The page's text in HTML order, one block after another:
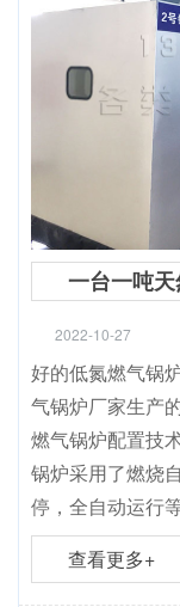
一台一吨
2022-10-27
好的低氮燃气锅
气锅炉厂家生产
燃气锅炉配置技
锅炉采用了燃烧
停，全自动运行
查看更多+